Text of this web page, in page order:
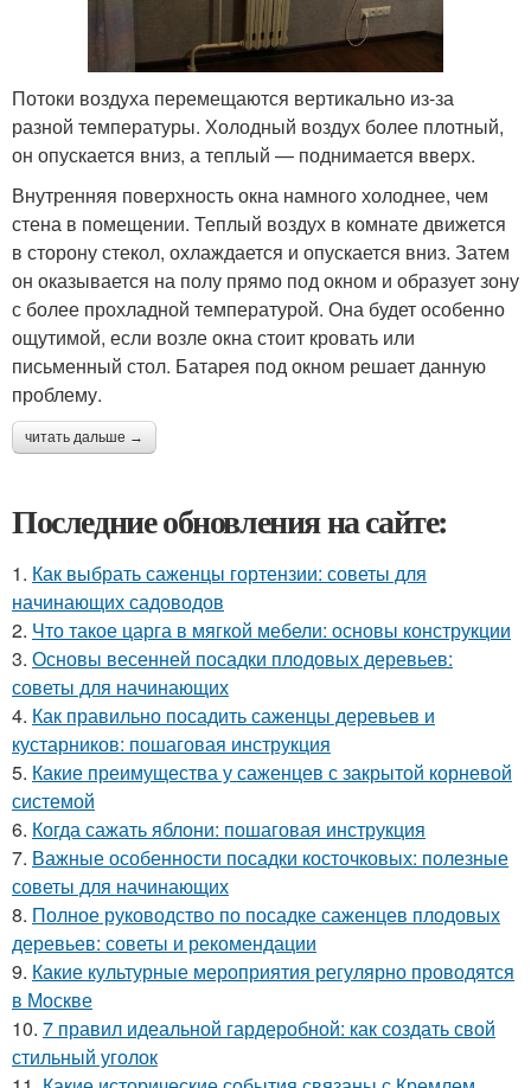
Потоки воздуха перемещаются вертикально из-за
разной температуры. Холодный воздух более плотный,
он опускается вниз, а теплый — поднимается вверх.
Внутренняя поверхность окна намного холоднее, чем
стена в помещении. Теплый воздух в комнате движется
в сторону стекол, охлаждается и опускается вниз. Затем
он оказывается на полу прямо под окном и образует зону
с более прохладной температурой. Она будет особенно
ощутимой, если возле окна стоит кровать или
письменный стол. Батарея под окном решает данную
проблему.
читать дальше →
Последние обновления на сайте:
1. Как выбрать саженцы гортензии: советы для
начинающих садоводов
2. Что такое царга в мягкой мебели: основы конструкции
3. Основы весенней посадки плодовых деревьев:
советы для начинающих
4. Как правильно посадить саженцы деревьев и
кустарников: пошаговая инструкция
5. Какие преимущества у саженцев с закрытой корневой
системой
6. Когда сажать яблони: пошаговая инструкция
7. Важные особенности посадки косточковых: полезные
советы для начинающих
8. Полное руководство по посадке саженцев плодовых
деревьев: советы и рекомендации
9. Какие культурные мероприятия регулярно проводятся
в Москве
10. 7 правил идеальной гардеробной: как создать свой
стильный уголок